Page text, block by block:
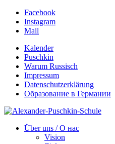
Facebook
Instagram
Mail
Kalender
Puschkin
Warum Russisch
Impressum
Datenschutzerklärung
Образование в Германии
Über uns / О нас
Vision